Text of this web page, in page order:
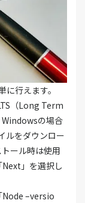
行えます。
（Long Term
の場合
ルをダウンロー
ール時は使用
」を選択し
Node –versio